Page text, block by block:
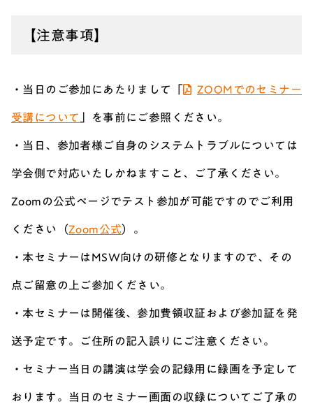
【注意事項】
・当日のご参加にあたりまして「 ZOOMでのセミナー
受講について 」を事前にご参照ください。
・当日、参加者様ご自身のシステムトラブルについては
学会側で対応いたしかねますこと、ご了承ください。
Zoomの公式ページでテスト参加が可能ですのでご利用
ください（Zoom公式）。
・本セミナーはMSW向けの研修となりますので、その
点ご留意の上ご参加ください。
・本セミナーは開催後、参加費領収証および参加証を発
送予定です。ご住所の記入誤りにご注意ください。
・セミナー当日の講演は学会の記録用に録画を予定して
おります。当日のセミナー画面の収録についてご了承の